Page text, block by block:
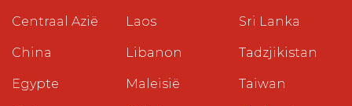
Centraal Azië
China
Egypte
Laos
Libanon
Maleisië
Sri Lanka
Tadzjikistan
Taiwan